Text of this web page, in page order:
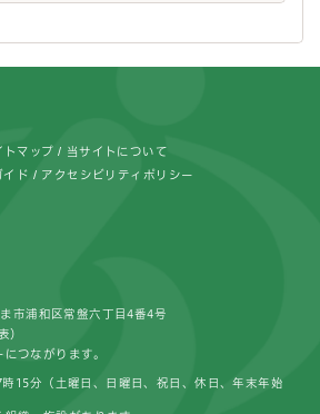
トマップ 当サイトについて
イド アクセシビリティポリシー
市浦和区常盤六丁目4番4号
）
つながります。
15分（土曜日、日曜日、祝日、休日、年末年始